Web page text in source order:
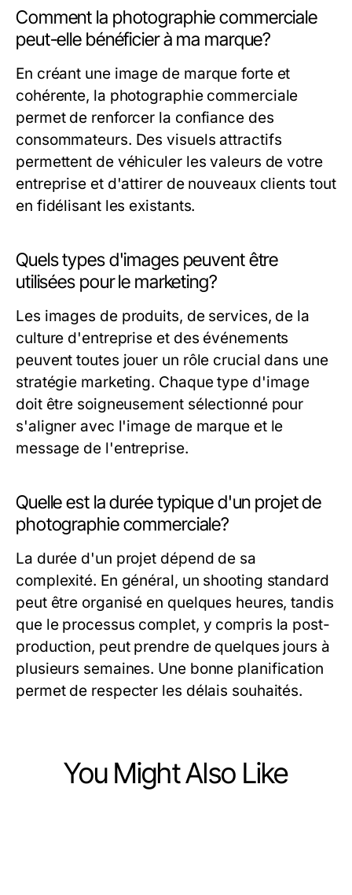
Comment la photographie commerciale
peut-elle bénéficier à ma marque?
En créant une image de marque forte et
cohérente, la photographie commerciale
permet de renforcer la confiance des
consommateurs. Des visuels attractifs
permettent de véhiculer les valeurs de votre
entreprise et d'attirer de nouveaux clients tout
en fidélisant les existants.
Quels types d'images peuvent être
utilisées pour le marketing?
Les images de produits, de services, de la
culture d'entreprise et des événements
peuvent toutes jouer un rôle crucial dans une
stratégie marketing. Chaque type d'image
doit être soigneusement sélectionné pour
s'aligner avec l'image de marque et le
message de l'entreprise.
Quelle est la durée typique d'un projet de
photographie commerciale?
La durée d'un projet dépend de sa
complexité. En général, un shooting standard
peut être organisé en quelques heures, tandis
que le processus complet, y compris la post-
production, peut prendre de quelques jours à
plusieurs semaines. Une bonne planification
permet de respecter les délais souhaités.
You Might Also Like